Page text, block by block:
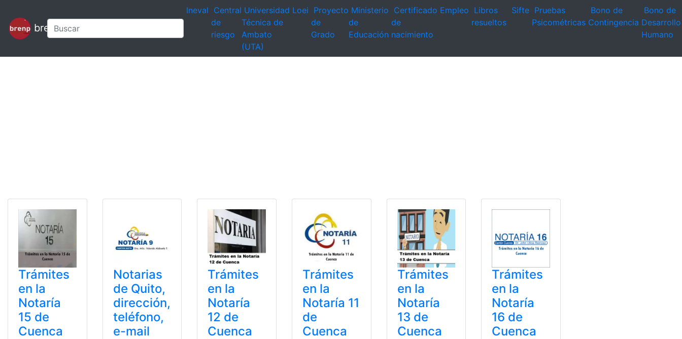
brenp
Ineval Central
de
riesgo
Universidad
Técnica de
Ambato
(UTA)
Loei Proyecto
de
Grado
Ministerio
de
Educación
Certificado
de
nacimiento
Empleo Libros
resueltos
Sifte Pruebas
Psicométricas
Bono de
Contingencia
Bono de
Desarrollo
Humano
Trámites
en la
Notaría
15 de
Cuenca
Notarias
de Quito,
dirección,
teléfono,
e-mail
Trámites
en la
Notaría
12 de
Cuenca
Trámites
en la
Notaría 11
de
Cuenca
Trámites
en la
Notaría
13 de
Cuenca
Trámites
en la
Notaría
16 de
Cuenca